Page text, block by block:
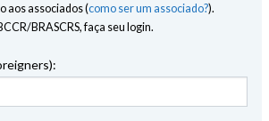
aos associados (como ser um associado?).
BRASCRS, faça seu login.